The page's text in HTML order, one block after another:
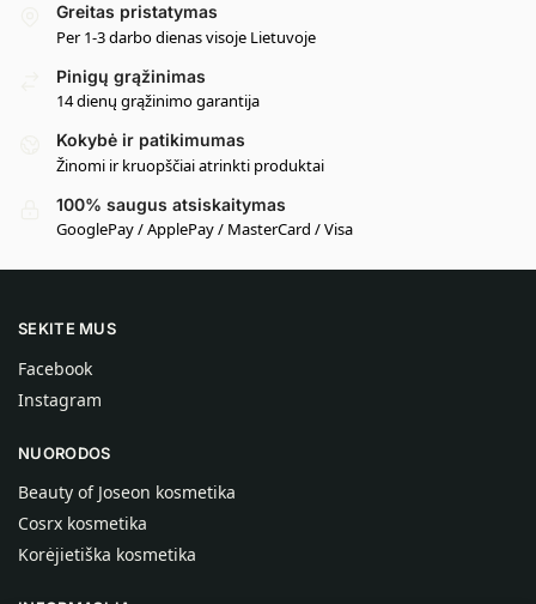
Greitas pristatymas
Per 1-3 darbo dienas visoje Lietuvoje
Pinigų grąžinimas
14 dienų grąžinimo garantija
Kokybė ir patikimumas
Žinomi ir kruopščiai atrinkti produktai
100% saugus atsiskaitymas
GooglePay / ApplePay / MasterCard / Visa
SEKITE MUS
Facebook
Instagram
NUORODOS
Beauty of Joseon kosmetika
Cosrx kosmetika
Korėjietiška kosmetika